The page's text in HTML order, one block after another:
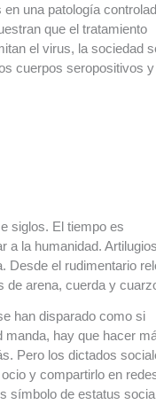
una patología
que el tratamiento
el virus, la sociedad
cuerpos seropositivos y
siglos. El tiempo es
a la humanidad.
Desde el rudimentario
de arena, cuerda y
han disparado como si
manda, hay que hacer
Pero los dictados
y compartirlo en
símbolo de estatus